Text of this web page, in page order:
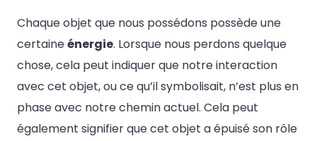
Chaque objet que nous possédons possède une
certaineénergie. Lorsque nous perdons quelque
chose, cela peut indiquer que notre interaction
avec cet objet, ou ce qu’il symbolisait, n’est plus en
phase avec notre chemin actuel. Cela peut
également signifier que cet objet a épuisé son rôle